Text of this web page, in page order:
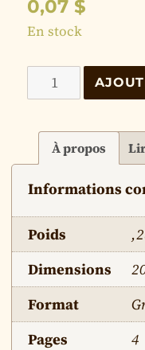
0,07$
En stock
quantité
de
suicide
À propos
Informations
Poids
Dimensions
Format
Pages
4